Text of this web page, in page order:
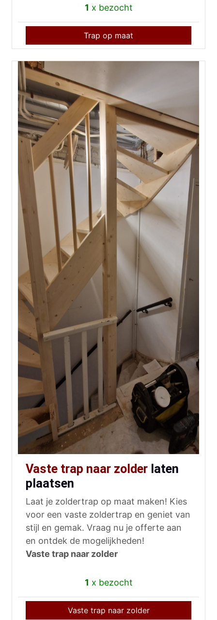
1 x bezocht
Trap op maat
Vaste trap naar zolder laten
plaatsen
Laat je zoldertrap op maat maken! Kies
voor een vaste zoldertrap en geniet van
stijl en gemak. Vraag nu je offerte aan
en ontdek de mogelijkheden!
Vaste trap naar zolder
1 x bezocht
Vaste trap naar zolder